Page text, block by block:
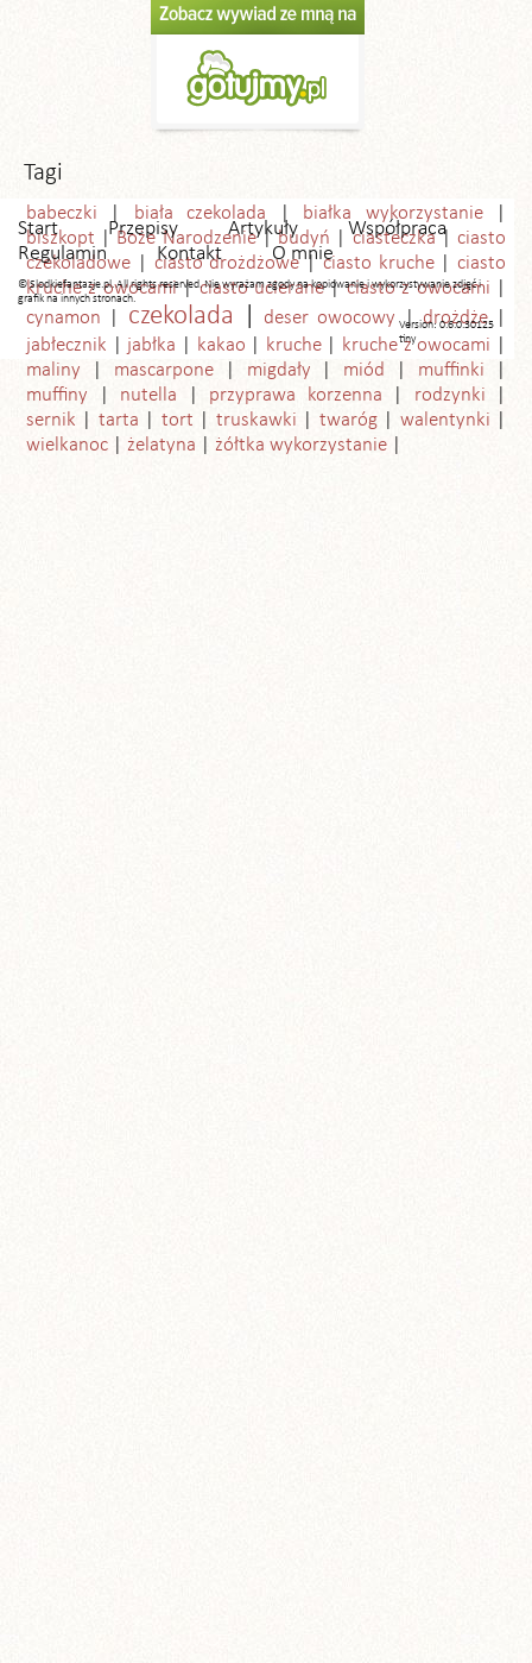
Tagi
babeczki biała czekolada
białka wykorzystanie
biszkopt
Boże Narodzenie budyń ciasteczka
ciasto
czekoladowe
ciasto drożdżowe ciasto kruche
ciasto
kruche z owocami
ciasto ucierane
ciasto z owocami
cynamon
czekolada deser owocowy
drożdże
jabłecznik
jabłka kakao kruche
kruche z owocami
maliny
mascarpone migdały miód
muffinki
muffiny
nutella przyprawa korzenna
rodzynki
sernik
tarta tort truskawki twaróg
walentynki
wielkanoc
żelatyna żółtka wykorzystanie
Start Przepisy Artykuły
Współpraca
Regulamin
Kontakt O mnie
© Slodkiefantazje.pl. All rights reserved. Nie wyrażam zgody na kopiowanie i wykorzystywanie zdjęć i
grafik na innych stronach.
Version: 0.6.0.30125
tiny